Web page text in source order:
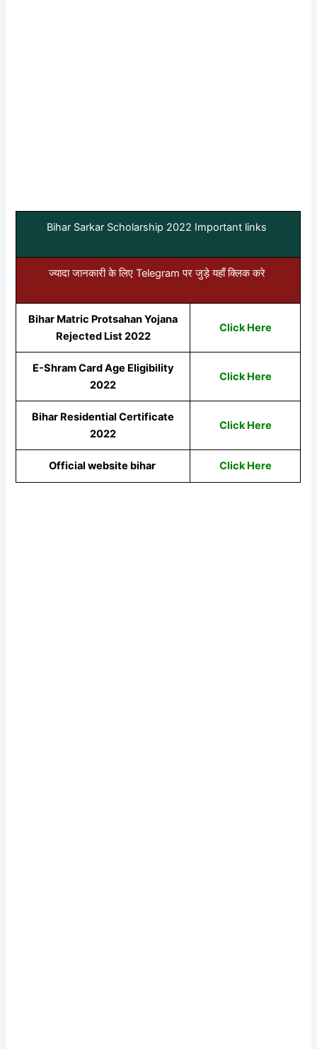
Bihar Sarkar Scholarship 2022 Important links
ज्यादा जानकारी के लिए Telegram पर जुड़े यहाँ क्लिक करे
Bihar Matric Protsahan Yojana
Rejected List 2022
Click Here
E-Shram Card Age Eligibility
2022
Click Here
Bihar Residential Certificate
2022
Click Here
Official website bihar Click Here